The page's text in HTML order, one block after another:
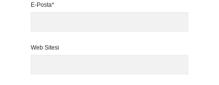
E-Posta*
Web Sitesi